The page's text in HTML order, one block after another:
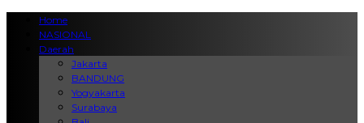
Home
NASIONAL
Daerah
Jakarta
BANDUNG
Yogyakarta
Surabaya